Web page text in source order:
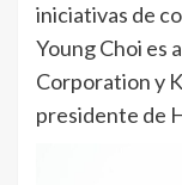
iniciativas de
Young Choi es
Corporation y
presidente de